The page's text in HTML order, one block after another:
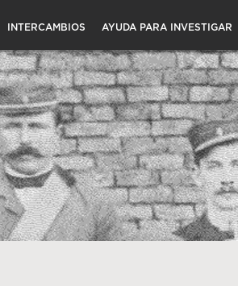
INTERCAMBIOS AYUDA PARA INVESTIGAR